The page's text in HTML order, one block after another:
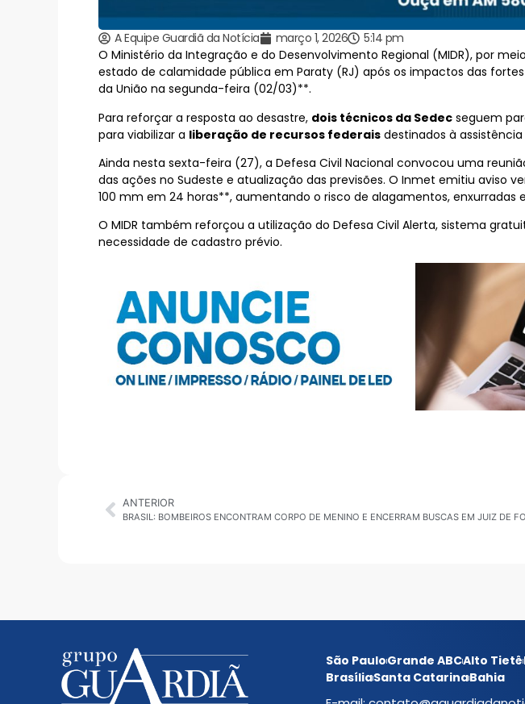
A Equipe Guardiã da Notícia março 1, 2026
5:14 pm
O Ministério da Integração e do Desenvolvimento Regional (MIDR), por
estado de calamidade pública em Paraty (RJ) após os impactos das
da União na segunda-feira (02/03)**.
Para reforçar a resposta ao desastre, dois técnicos da Sedec seguem
para viabilizar a liberação de recursos federais destinados à
Ainda nesta sexta-feira (27), a Defesa Civil Nacional convocou uma
das ações no Sudeste e atualização das previsões. O Inmet emitiu aviso
100 mm em 24 horas**, aumentando o risco de alagamentos, enxurradas
O MIDR também reforçou a utilização do Defesa Civil Alerta, sistema
necessidade de cadastro prévio.
ANTERIOR
BRASIL: BOMBEIROS ENCONTRAM CORPO DE MENINO E ENCERRAM BUSCAS EM JUIZ DE
São PauloGrande ABCAlto Tietê
BrasíliaSanta CatarinaBahia